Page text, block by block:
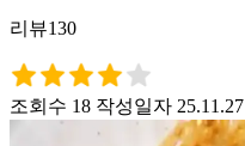
리뷰130
조회수 18 작성일자 25.11.27